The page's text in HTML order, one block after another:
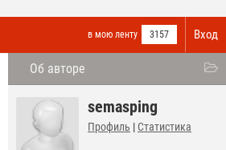
Вход
в мою ленту 3157
Об авторе
semasping
Профиль | Статистика